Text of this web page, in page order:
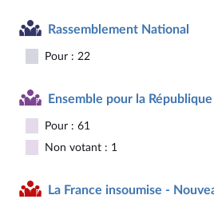
Rassemblement National
Pour : 22
Ensemble pour la République
Pour : 61
Non votant : 1
La France insoumise -